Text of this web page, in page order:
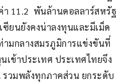
11.2  พันล้านดอลลาร์สหรัฐ
ซียนยังคงน่าลงทุนและมีเม็ด
ามกลางสมรภูมิการแข่งขันที่
เข้าประเทศ ประเทศไทยจึง
รวมพลังทุกภาคส่วน ยกระดับ